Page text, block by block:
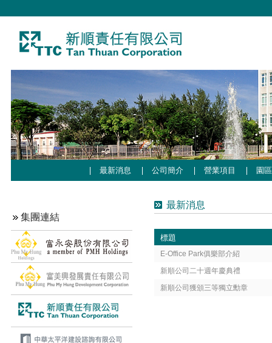
最新消息 公司簡介 營業項目 園
集團連結
最新消息
標題
E-Office Park俱樂部介紹
新順公司二十週年慶典禮
新順公司獲頒三等獨立勳章